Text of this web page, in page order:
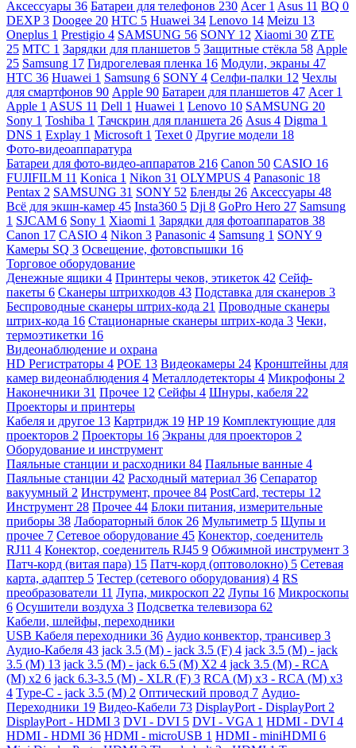
Аксессуары 36 Батареи для телефонов 230 Acer 1 Asus 11 BQ 0
DEXP3 Doogee 20 HTC 5 Huawei 34 Lenovo 14 Meizu 13
Oneplus 1 Prestigio 4 SAMSUNG 56 SONY 12 Xiaomi 30 ZTE
25 МТС 1 Зарядки для планшетов 5 Защитные стёкла 58 Apple
25 Samsung 17 Гидрогелевая пленка 16 Модули, экраны 47
HTC 36 Huawei 1 Samsung 6 SONY 4 Селфи-палки 12 Чехлы
для смартфонов 90 Apple 90 Батареи для планшетов 47 Acer 1
Apple 1 ASUS 11 Dell 1 Huawei 1 Lenovo 10 SAMSUNG 20
Sony 1 Toshiba 1 Тачскрин для планшета 26 Asus 4 Digma 1
DNS 1 Explay 1 Microsoft 1 Texet 0 Другие модели 18
Фото-видеоаппаратура
Батареи для фото-видео-аппаратов 216 Canon 50 CASIO 16
FUJIFILM 11 Konica 1 Nikon 31 OLYMPUS 4 Panasonic 18
Pentax 2 SAMSUNG 31 SONY 52 Бленды 26 Аксессуары 48
Всё для экшн-камер 45 Insta360 5 Dji 8 GoPro Hero 27 Samsung
1 SJCAM 6 Sony 1 Xiaomi 1 Зарядки для фотоаппаратов 38
Canon 17 CASIO 4 Nikon 3 Panasonic 4 Samsung 1 SONY 9
Камеры SQ 3 Освещение, фотовспышки 16
Торговое оборудование
Денежные ящики 4 Принтеры чеков, этикеток 42 Сейф-
пакеты 6 Сканеры штрихкодов 43 Подставка для сканеров 3
Беспроводные сканеры штрих-кода 21 Проводные сканеры
штрих-кода 16 Стационарные сканеры штрих-кода 3 Чеки,
термоэтикетки 16
Видеонаблюдение и охрана
HD Регистраторы 4 POE 13 Видеокамеры 24 Кронштейны для
камер видеонаблюдения 4 Металлодетекторы 4 Микрофоны 2
Наконечники 31 Прочее 12 Сейфы 4 Шнуры, кабеля 22
Проекторы и принтеры
Кабеля и другое 13 Картридж 19 HP 19 Комплектующие для
проекторов 2 Проекторы 16 Экраны для проекторов 2
Оборудование и инструмент
Паяльные станции и расходники 84 Паяльные ванные 4
Паяльные станции 42 Расходный материал 36 Сепаратор
вакуумный 2 Инструмент, прочее 84 PostCard, тестеры 12
Инструмент 28 Прочее 44 Блоки питания, измерительные
приборы 38 Лабораторный блок 26 Мультиметр 5 Щупы и
прочее 7 Сетевое оборудование 45 Конектор, соеденитель
RJ11 4 Конектор, соеденитель RJ45 9 Обжимной инструмент 3
Патч-корд (витая пара) 15 Патч-корд (оптоволокно) 5 Сетевая
карта, адаптер 5 Тестер (сетевого оборудования) 4 RS
преобразователи 11 Лупа, микроскоп 22 Лупы 16 Микроскопы
6 Осушители воздуха 3 Подсветка телевизора 62
Кабели, шлейфы, переходники
USB Кабеля переходники 36 Аудио конвектор, трансивер 3
Аудио-Кабеля 43 jack 3.5 (M) - jack 3.5 (F) 4 jack 3.5 (M) - jack
3.5 (M) 13 jack 3.5 (M) - jack 6.5 (M) X2 4 jack 3.5 (M) - RCA
(M) x2 6 jack 6.3-3.5 (M) - XLR (F) 3 RCA (M) x3 - RCA (M) x3
4 Type-C - jack 3.5 (M) 2 Оптический провод 7 Аудио-
Переходники 19 Видео-Кабели 73 DisplayPort - DisplayPort 2
DisplayPort - HDMI 3 DVI - DVI 5 DVI - VGA 1 HDMI - DVI 4
HDMI - HDMI 36 HDMI - microUSB 1 HDMI - miniHDMI 6